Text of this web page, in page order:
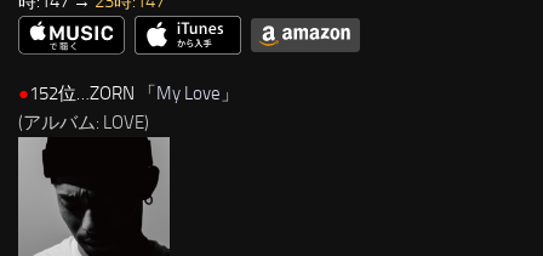
●152位…ZORN 「My Love 」
(アルバム: LOVE)